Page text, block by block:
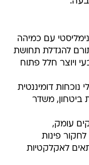
עם כמיהה
תורם להגדלת תחושת
ויוצר חלל פתוח
נוכחות דומיננטית
ביטחון, משדר
עומק,
פינות
לאקלקטיות